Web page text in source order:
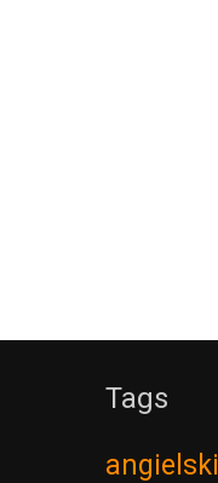
Tags
angielski